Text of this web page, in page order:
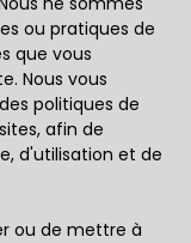
ou pratiques de
que vous
Nous vous
politiques de
afin de
d'utilisation et de
ou de mettre à